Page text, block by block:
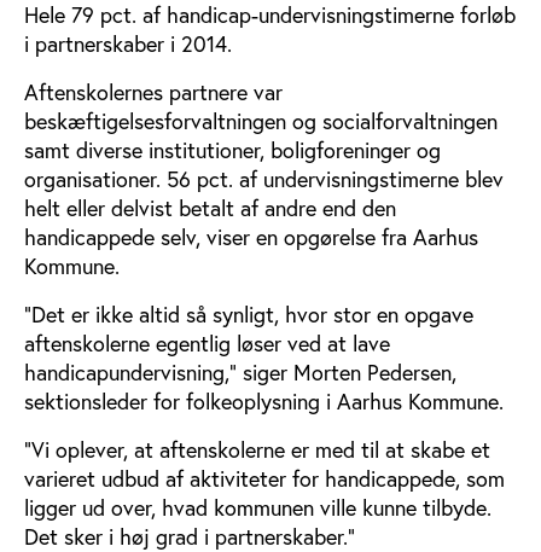
Hele 79 pct. af handicap-undervisningstimerne forløb
i partnerskaber i 2014.
Aftenskolernes partnere var
beskæftigelsesforvaltningen og socialforvaltningen
samt diverse institutioner, boligforeninger og
organisationer. 56 pct. af undervisningstimerne blev
helt eller delvist betalt af andre end den
handicappede selv, viser en opgørelse fra Aarhus
Kommune.
”Det er ikke altid så synligt, hvor stor en opgave
aftenskolerne egentlig løser ved at lave
handicapundervisning,” siger Morten Pedersen,
sektionsleder for folkeoplysning i Aarhus Kommune.
”Vi oplever, at aftenskolerne er med til at skabe et
varieret udbud af aktiviteter for handicappede, som
ligger ud over, hvad kommunen ville kunne tilbyde.
Det sker i høj grad i partnerskaber.”